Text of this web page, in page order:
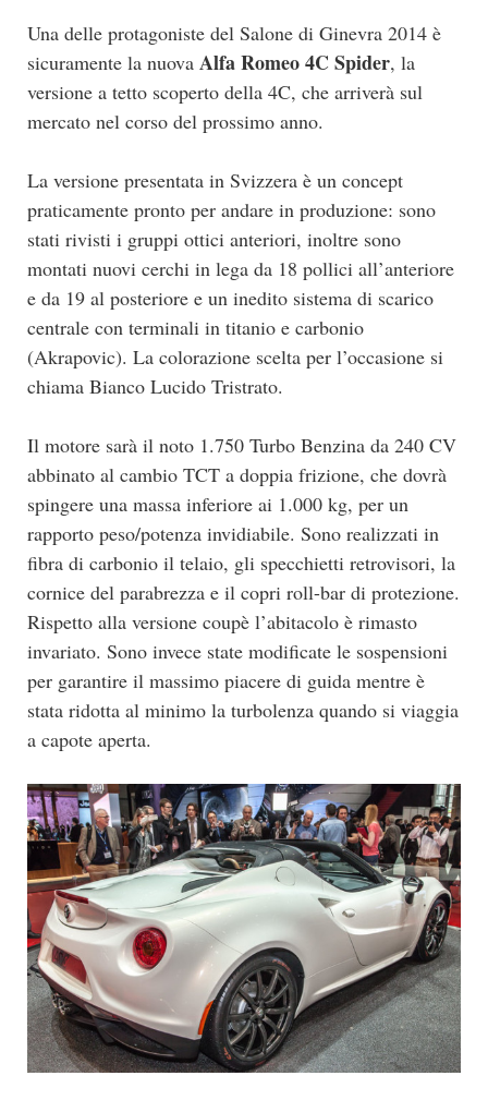
Una delle protagoniste del Salone di Ginevra 2014 è
sicuramente la nuova Alfa Romeo 4C Spider, la
versione a tetto scoperto della 4C, che arriverà sul
mercato nel corso del prossimo anno.
La versione presentata in Svizzera è un concept
praticamente pronto per andare in produzione: sono
stati rivisti i gruppi ottici anteriori, inoltre sono
montati nuovi cerchi in lega da 18 pollici all’anteriore
e da 19 al posteriore e un inedito sistema di scarico
centrale con terminali in titanio e carbonio
(Akrapovic). La colorazione scelta per l’occasione si
chiama Bianco Lucido Tristrato.
Il motore sarà il noto 1.750 Turbo Benzina da 240 CV
abbinato al cambio TCT a doppia frizione, che dovrà
spingere una massa inferiore ai 1.000 kg, per un
rapporto peso/potenza invidiabile. Sono realizzati in
fibra di carbonio il telaio, gli specchietti retrovisori, la
cornice del parabrezza e il copri roll-bar di protezione.
Rispetto alla versione coupè l’abitacolo è rimasto
invariato. Sono invece state modificate le sospensioni
per garantire il massimo piacere di guida mentre è
stata ridotta al minimo la turbolenza quando si viaggia
a capote aperta.